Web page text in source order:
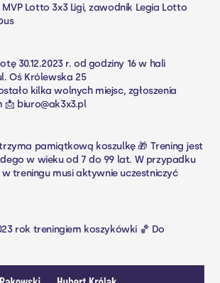
Lotto 3x3 Ligi, zawodnik Legia Lotto
30.12.2023 r. od godziny 16 w hali
Oś Królewska 25
kilka wolnych miejsc, zgłoszenia
📩 biuro@ak3x3.pl
pamiątkową koszulkę 🎁 Trening jest
w wieku od 7 do 99 lat. W przypadku
treningu musi aktywnie uczestniczyć
rok treningiem koszykówki 🏀 Do